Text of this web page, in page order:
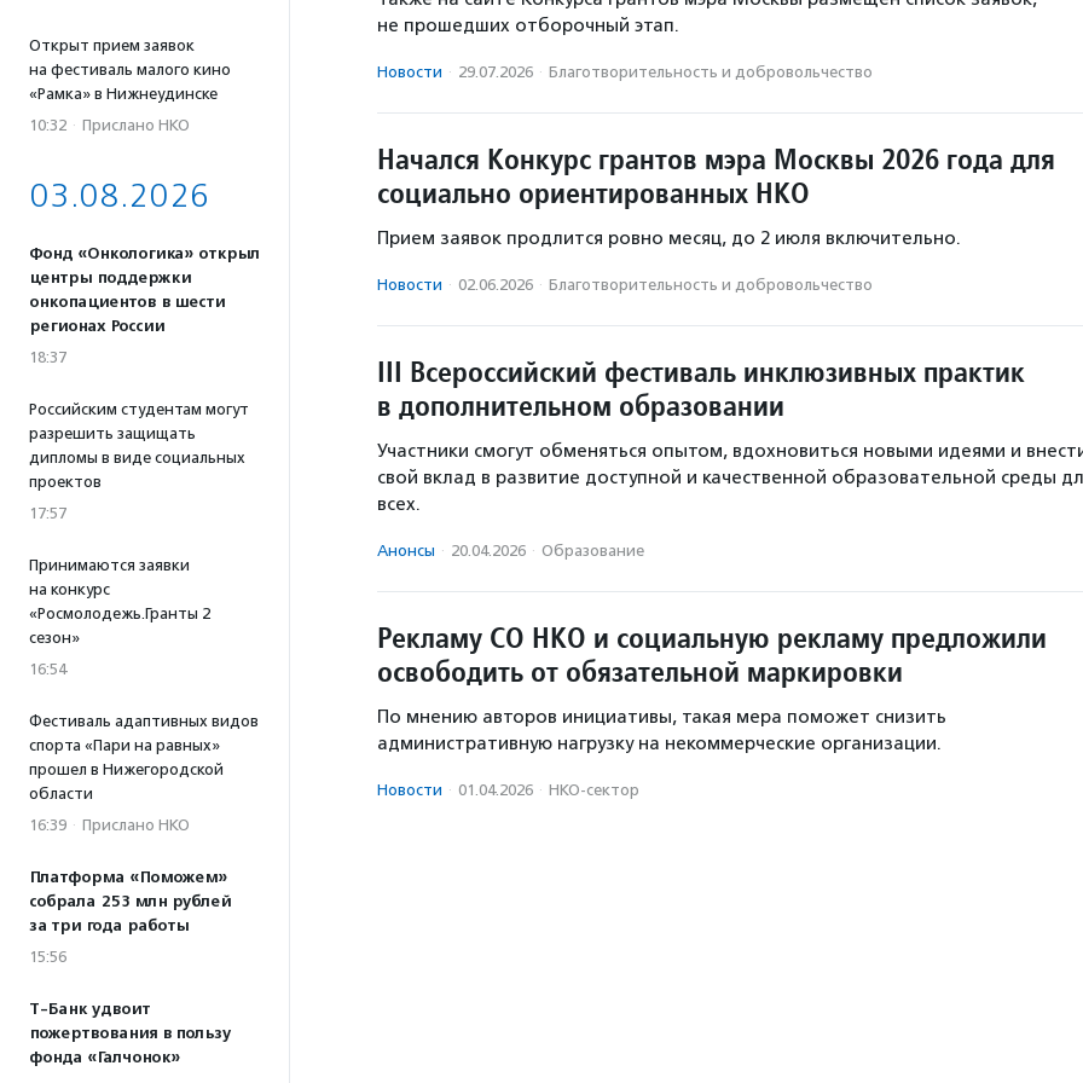
Открыт прием заявок
на фестиваль малого кино
«Рамка» в Нижнеудинске
10:32 · Прислано НКО
03.08.2026
Фонд «Онкологика» открыл
центры поддержки
онкопациентов в шести
регионах России
18:37
Российским студентам могут
разрешить защищать
дипломы в виде социальных
проектов
17:57
Принимаются заявки
на конкурс
«Росмолодежь.Гранты 2
сезон»
16:54
Фестиваль адаптивных видов
спорта «Пари на равных»
прошел в Нижегородской
области
16:39 · Прислано НКО
Платформа «Поможем»
собрала 253 млн рублей
за три года работы
15:56
Т-Банк удвоит
пожертвования в пользу
фонда «Галчонок»
не прошедших отборочный этап.
Новости · 29.07.2026 · Благотвори­тель­ность и доброволь­чест­во
Начался Конкурс грантов мэра Москвы 2026 года для
социально ориентированных НКО
Прием заявок продлится ровно месяц, до 2 июля включительно.
Новости · 02.06.2026 · Благотвори­тель­ность и доброволь­чест­во
III Всероссийский фестиваль инклюзивных практик
в дополнительном образовании
Участники смогут обменяться опытом, вдохновиться новыми идеями и
свой вклад в развитие доступной и качественной образовательной среды
всех.
Анонсы · 20.04.2026 · Образование
Рекламу СО НКО и социальную рекламу предложили
освободить от обязательной маркировки
По мнению авторов инициативы, такая мера поможет снизить
административную нагрузку на некоммерческие организации.
Новости · 01.04.2026 · НКО-сектор